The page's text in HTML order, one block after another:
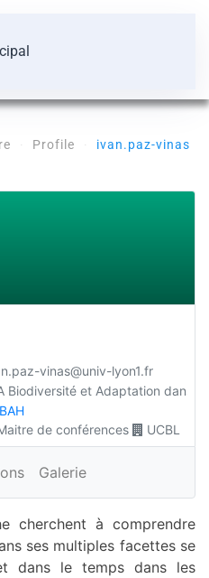
Profile ivan.paz-vinas
vinas@univ-lyon1.fr
Biodiversité et Adaptation dans
BAH
de conférences
UCBL
Galerie
Plus
cherchent à comprendre
ses multiples facettes se
dans le temps dans les